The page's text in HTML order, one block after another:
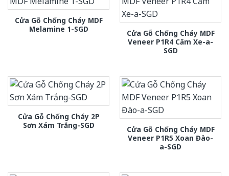
Cửa Gỗ Chống Cháy MDF
Melamine 1-SGD
Cửa Gỗ Chống Cháy MDF
Veneer P1R4 Căm Xe-a-
SGD
Cửa Gỗ Chống Cháy 2P
Sơn Xám Trắng-SGD
Cửa Gỗ Chống Cháy MDF
Veneer P1R5 Xoan Đào-
a-SGD